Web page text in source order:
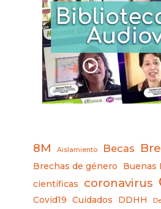
8M Aislamiento Becas
Brechas de género
Buenas
científicas
coronavirus
Covid19 Cuidados DDHH